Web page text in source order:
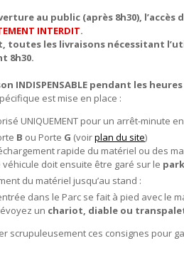
au public (après 8h30),
INTERDIT.
toutes les livraisons nécessitant
8h30.
INDISPENSABLE pendant les
est mise en place :
UNIQUEMENT pour un arrêt-minute
B ou Porte G (voirplan du site)
rapide du matériel ou des
véhicule doit ensuite être garé sur le
du matériel jusqu’au stand :
dans le Parc se fait à pied avec le
un chariot, diable ou
scrupuleusement ces consignes pour